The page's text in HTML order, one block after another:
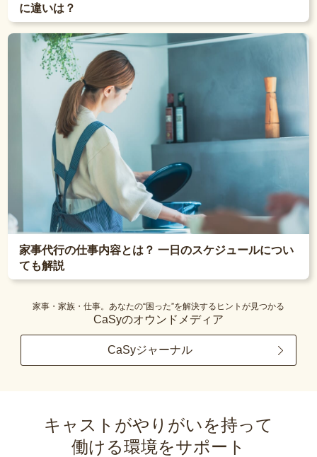
に違いは？
家事代行の仕事内容とは？ 一日のスケジュールについ
ても解説
家事・家族・仕事。あなたの“困った”を解決するヒントが見つかる
CaSyのオウンドメディア
CaSyジャーナル
キャストがやりがいを持って
働ける環境をサポート